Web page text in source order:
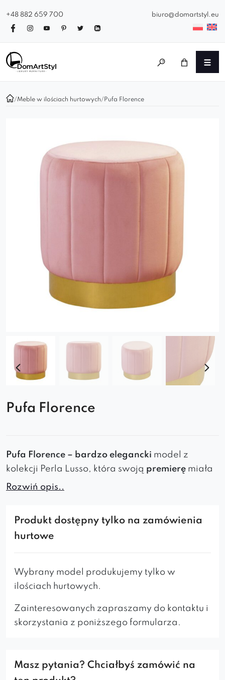
+48 882 659 700 biuro@domartstyl.eu
/Meble w ilościach hurtowych/ Pufa Florence
Pufa Florence
Pufa Florence – bardzo elegancki model z
kolekcji Perla Lusso, która swoją premierę miała
na targach w Kolonii Imm Cologne 2018.
miękkie siedzisko i nowoczesną formę ,
doskonale pasuje do
Siedzisko jestgładkie, boki sąozdobione
pionowymiprzeszyciami
wyboru jest szerokiwachlarz kolorów
tkanin.
a także w
pokoju dziecięcym
Rozwiń opis..
Produkt dostępny tylko na zamówienia
hurtowe
Wybrany model produkujemy tylko w
ilościach hurtowych.
Zainteresowanych zapraszamy do kontaktu i
skorzystania z poniższego formularza.
Masz pytania? Chciałbyś zamówić na